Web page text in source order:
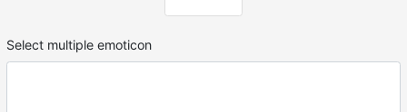
Select multiple emoticon